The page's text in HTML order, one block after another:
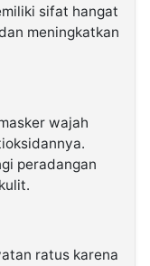
sifat hangat
meningkatkan
wajah
peradangan
ratus karena